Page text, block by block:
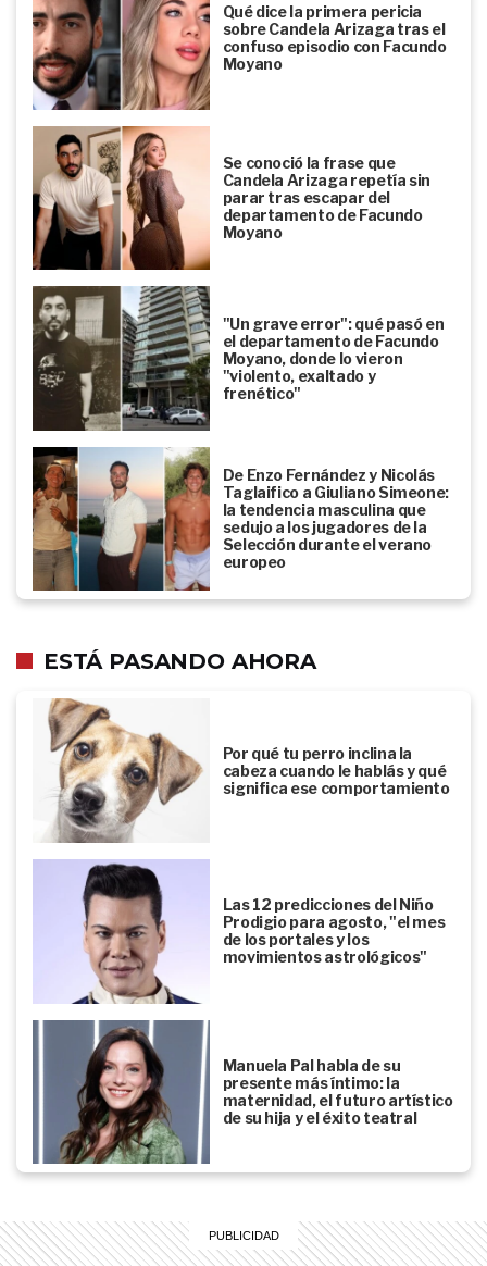
Qué dice la primera pericia
sobre Candela Arizaga tras el
confuso episodio con Facundo
Moyano
Se conoció la frase que
Candela Arizaga repetía sin
parar tras escapar del
departamento de Facundo
Moyano
"Un grave error": qué pasó en
el departamento de Facundo
Moyano, donde lo vieron
"violento, exaltado y
frenético"
De Enzo Fernández y Nicolás
Taglaifico a Giuliano Simeone:
la tendencia masculina que
sedujo a los jugadores de la
Selección durante el verano
europeo
ESTÁ PASANDO AHORA
Por qué tu perro inclina la
cabeza cuando le hablás y qué
significa ese comportamiento
Las 12 predicciones del Niño
Prodigio para agosto, "el mes
de los portales y los
movimientos astrológicos"
Manuela Pal habla de su
presente más íntimo: la
maternidad, el futuro artístico
de su hija y el éxito teatral